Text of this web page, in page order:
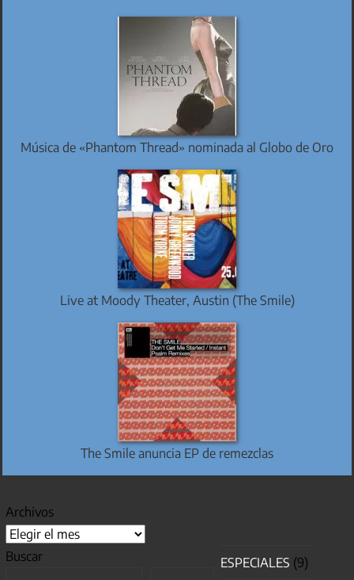
Música de «Phantom Thread» nominada al Globo de Oro
Live at Moody Theater, Austin (The Smile)
The Smile anuncia EP de remezclas
Archivos
Buscar
ESPECIALES (9)